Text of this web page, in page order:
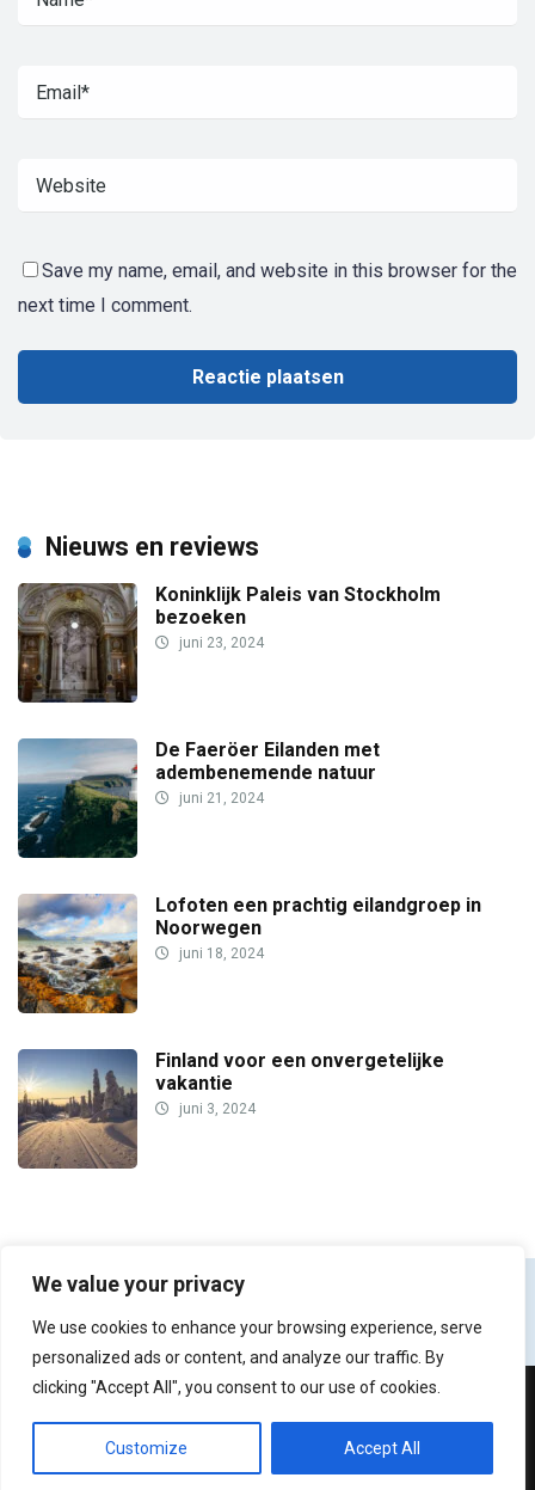
We value your privacy
We use cookies to enhance your browsing experience, serve
personalized ads or content, and analyze our traffic. By
clicking "Accept All", you consent to our use of cookies.
Customize Accept All
Save my name, email, and website in this browser for the
next time I comment.
Nieuws en reviews
Koninklijk Paleis van Stockholm
bezoeken
juni 23, 2024
De Faeröer Eilanden met
adembenemende natuur
juni 21, 2024
Lofoten een prachtig eilandgroep in
Noorwegen
juni 18, 2024
Finland voor een onvergetelijke
vakantie
juni 3, 2024
FAQ Over Ons Contact